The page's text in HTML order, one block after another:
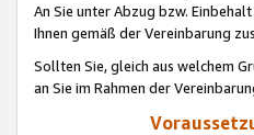
An Sie unter Abzug bzw.
Ihnen gemäß der Vereinbarung
Sollten Sie, gleich aus welchem
an Sie im Rahmen der